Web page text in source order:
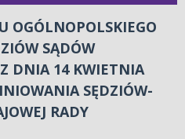
OGÓLNOPOLSKIEGO
SĄDÓW
DNIA 14 KWIETNIA
SĘDZIÓW-
RADY